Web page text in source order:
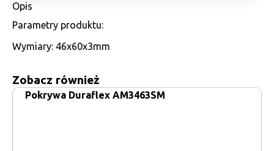
Opis
Parametry produktu:
Wymiary: 46x60x3mm
Zobacz również
Pokrywa Duraflex AM3463SM